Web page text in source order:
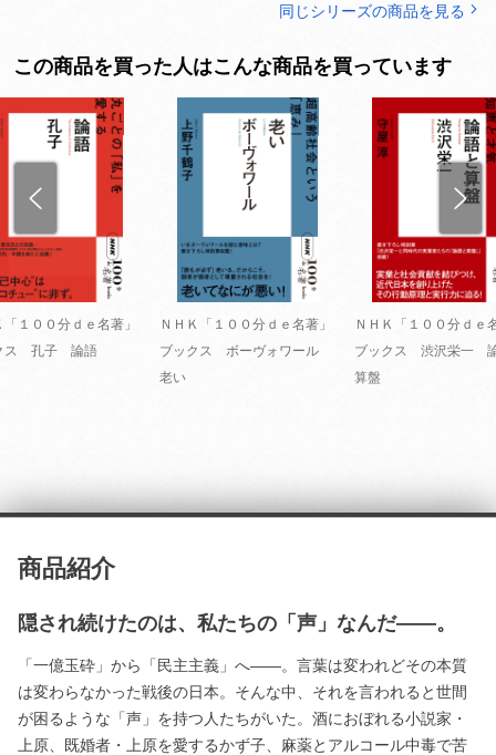
同じシリーズの商品を見る
この商品を買った人はこんな商品を買っています
１００分ｄｅ名著」
ス 孔子 論語
ＮＨＫ「１００分ｄｅ名著」
ブックス ボーヴォワール
老い
ＮＨＫ「１００分ｄｅ
ブックス 渋沢栄一
算盤
商品紹介
隠され続けたのは、私たちの「声」なんだ――。
「一億玉砕」から「民主主義」へ――。言葉は変われどその本質
は変わらなかった戦後の日本。そんな中、それを言われると世間
が困るような「声」を持つ人たちがいた。酒におぼれる小説家・
上原、既婚者・上原を愛するかず子、麻薬とアルコール中毒で苦